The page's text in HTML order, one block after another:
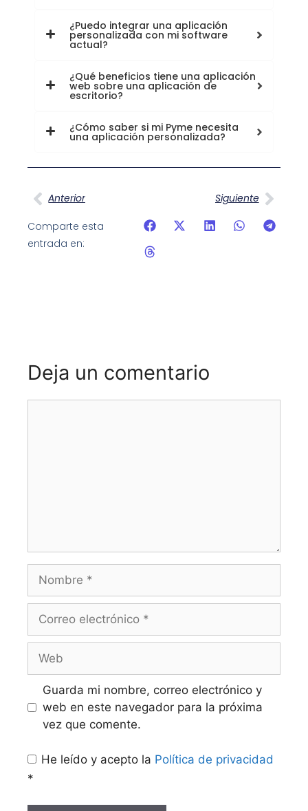
¿Puedo integrar una aplicación
personalizada con mi software
actual?
¿Qué beneficios tiene una aplicación
web sobre una aplicación de
escritorio?
¿Cómo saber si mi Pyme necesita
una aplicación personalizada?
Anterior Siguiente
Comparte esta
entrada en:
Deja un comentario
Guarda mi nombre, correo electrónico y
web en este navegador para la próxima
vez que comente.
He leído y acepto la Política de privacidad
*